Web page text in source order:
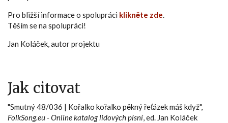
Pro bližší informace o spolupráci klikněte zde.
Těším se na spolupráci!
Jan Koláček, autor projektu
Jak citovat
"Smutný 48/036 | Kořalko kořalko pěkný řeťázek máš když",
FolkSong.eu - Online katalog lidových písní, ed. Jan Koláček